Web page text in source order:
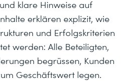
klare Hinweise auf
erklären explizit, wie
und Erfolgskriterien
werden: Alle Beteiligten,
begrüssen, Kunden
Geschäftswert legen.